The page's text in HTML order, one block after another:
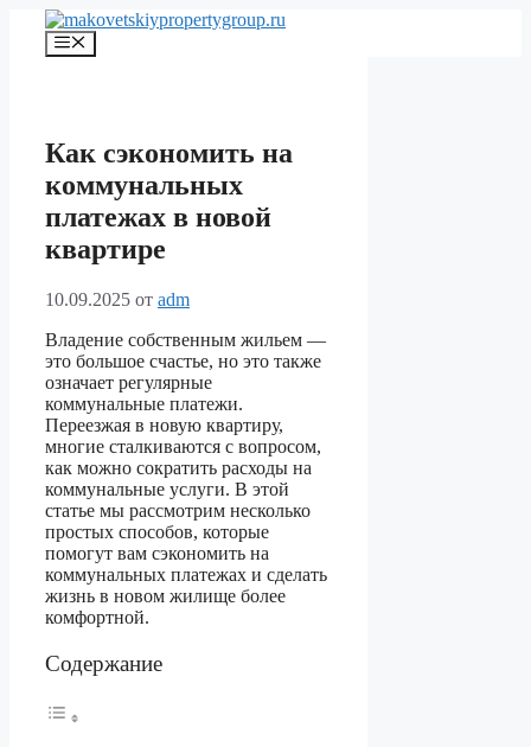
Перейти
содержимому
Меню
Как сэкономить на
коммунальных
платежах в новой
квартире
10.09.2025 от adm
Владение собственным жильем —
это большое счастье, но это также
означает регулярные
коммунальные платежи.
Переезжая в новую квартиру,
многие сталкиваются с вопросом,
как можно сократить расходы на
коммунальные услуги. В этой
статье мы рассмотрим несколько
простых способов, которые
помогут вам сэкономить на
коммунальных платежах и сделать
жизнь в новом жилище более
комфортной.
Содержание